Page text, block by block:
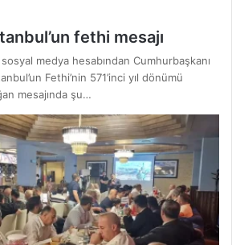
fethi mesajı
medya hesabından Cumhurbaşkanı
Fethi’nin 571’inci yıl dönümü
mesajında şu…